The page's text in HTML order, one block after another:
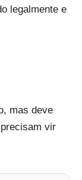
legalmente e
mas deve
vir